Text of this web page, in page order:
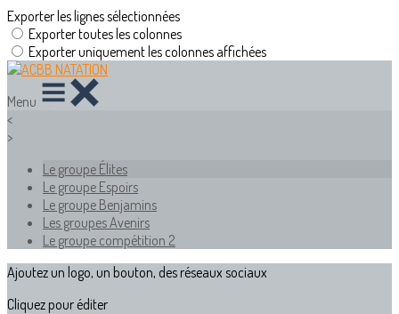
Exporter les lignes sélectionnées
Exporter toutes les colonnes
Exporter uniquement les colonnes affichées
Menu
<
>
Le groupe Élites
Le groupe Espoirs
Le groupe Benjamins
Les groupes Avenirs
Le groupe compétition 2
Ajoutez un logo, un bouton, des réseaux sociaux
Cliquez pour éditer